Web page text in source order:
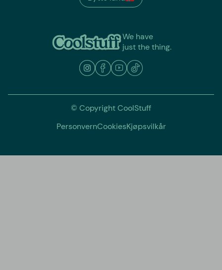
We have
just the thing.
© Copyright CoolStuff
PersonvernCookiesKjøpsvilkår